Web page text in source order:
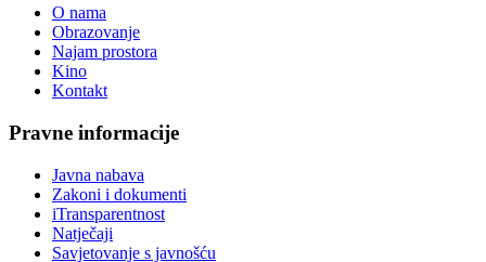
O nama
Obrazovanje
Najam prostora
Kino
Kontakt
Pravne informacije
Javna nabava
Zakoni i dokumenti
iTransparentnost
Natječaji
Savjetovanje s javnošću